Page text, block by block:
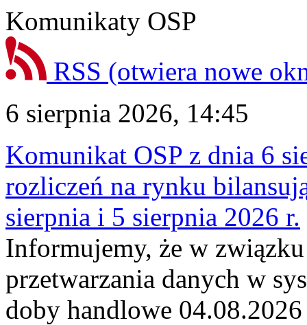
Komunikaty OSP
RSS (otwiera nowe
6 sierpnia 2026, 14:45
Komunikat OSP z dnia 6
rozliczeń na rynku
sierpnia i 5 sierpnia 2026 r.
Informujemy, że w
przetwarzania danych w
doby handlowe